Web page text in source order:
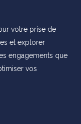
votre prise de
et explorer
engagements que
vos